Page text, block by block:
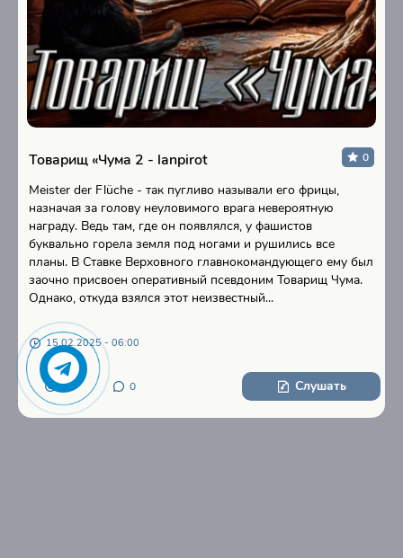
Товарищ «Чума 2 - lanpirot 0
Meister der Flüche - так пугливо называли его фрицы,
назначая за голову неуловимого врага невероятную
награду. Ведь там, где он появлялся, у фашистов
буквально горела земля под ногами и рушились все
планы. В Ставке Верховного главнокомандующего ему был
заочно присвоен оперативный псевдоним Товарищ Чума.
Однако, откуда взялся этот неизвестный...
15.02.2025 - 06:00
25 0 Слушать